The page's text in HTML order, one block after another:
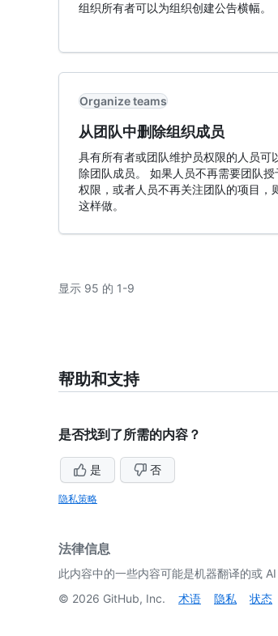
组织所有者可以为组织创建公告横幅。
Organize teams
从团队中删除组织成员
具有所有者或团队维护员权限的人员可
除团队成员。 如果人员不再需要团队授
权限，或者人员不再关注团队的项目，
这样做。
显示 95 的 1-9
帮助和支持
是否找到了所需的内容？
是 否
隐私策略
法律信息
此内容中的一些内容可能是机器翻译的或 AI
© 2026 GitHub, Inc. 术语 隐私 状态